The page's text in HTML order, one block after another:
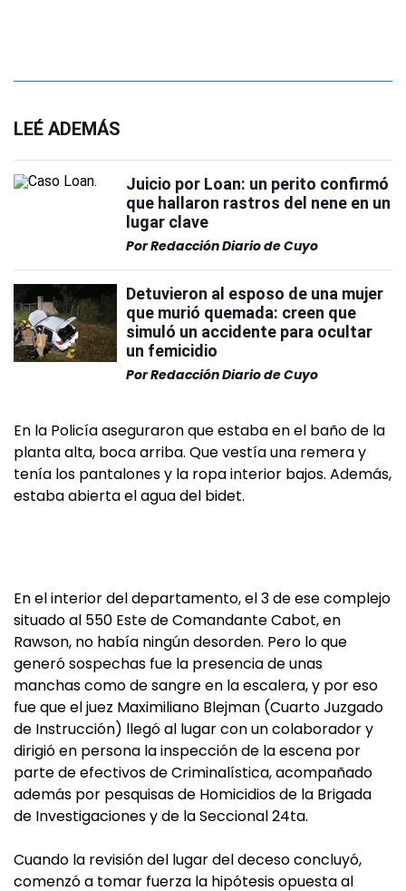
LEÉ ADEMÁS
Juicio por Loan: un perito confirmó
que hallaron rastros del nene en un
lugar clave
PorRedacción Diario de Cuyo
Detuvieron al esposo de una mujer
que murió quemada: creen que
simuló un accidente para ocultar
un femicidio
PorRedacción Diario de Cuyo
En la Policía aseguraron que estaba en el baño de la
planta alta, boca arriba. Que vestía una remera y
tenía los pantalones y la ropa interior bajos. Además,
estaba abierta el agua del bidet.
En el interior del departamento, el 3 de ese complejo
situado al 550 Este de Comandante Cabot, en
Rawson, no había ningún desorden. Pero lo que
generó sospechas fue la presencia de unas
manchas como de sangre en la escalera, y por eso
fue que el juez Maximiliano Blejman (Cuarto Juzgado
de Instrucción) llegó al lugar con un colaborador y
dirigió en persona la inspección de la escena por
parte de efectivos de Criminalística, acompañado
además por pesquisas de Homicidios de la Brigada
de Investigaciones y de la Seccional 24ta.
Cuando la revisión del lugar del deceso concluyó,
comenzó a tomar fuerza la hipótesis opuesta al